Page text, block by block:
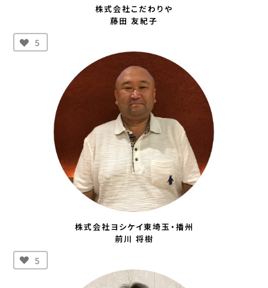
株式会社こだわりや
藤田 友紀子
5
株式会社ヨシケイ東埼玉・播州
前川 将樹
5